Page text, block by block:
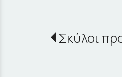
Σκύλοι